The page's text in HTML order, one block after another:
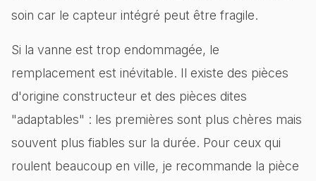
soin car le capteur intégré peut être fragile.
Si la vanne est trop endommagée, le
remplacement est inévitable. Il existe des pièces
d'origine constructeur et des pièces dites
"adaptables" : les premières sont plus chères mais
souvent plus fiables sur la durée. Pour ceux qui
roulent beaucoup en ville, je recommande la pièce